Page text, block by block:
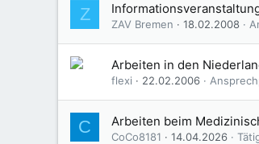
Z ZAV Bremen 18.02.2008
Arbeiten in den
flexi 22.02.2006
C Arbeiten beim
CoCo8181 14.04.2026